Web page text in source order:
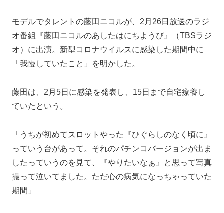
モデルでタレントの藤田ニコルが、2月26日放送のラジ
オ番組『藤田ニコルのあしたはにちようび』（TBSラジ
オ）に出演。新型コロナウイルスに感染した期間中に
「我慢していたこと」を明かした。
藤田は、2月5日に感染を発表し、15日まで自宅療養し
ていたという。
「うちが初めてスロットやった『ひぐらしのなく頃に』
っていう台があって。それのパチンコバージョンが出ま
したっていうのを見て、『やりたいなぁ』と思って写真
撮って泣いてました。ただ心の病気になっちゃっていた
期間」